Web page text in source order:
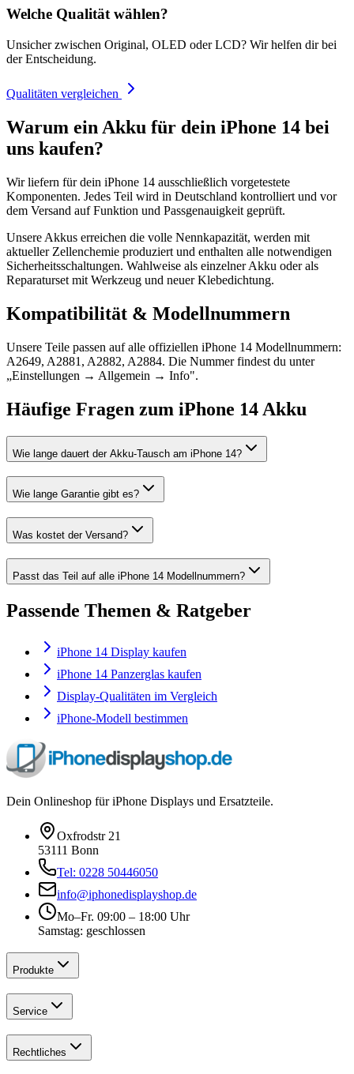
Welche Qualität wählen?
Unsicher zwischen Original, OLED oder LCD? Wir helfen dir bei
der Entscheidung.
Qualitäten vergleichen
Warum ein Akku für dein iPhone 14 bei
uns kaufen?
Wir liefern für dein iPhone 14 ausschließlich vorgetestete
Komponenten. Jedes Teil wird in Deutschland kontrolliert und vor
dem Versand auf Funktion und Passgenauigkeit geprüft.
Unsere Akkus erreichen die volle Nennkapazität, werden mit
aktueller Zellenchemie produziert und enthalten alle notwendigen
Sicherheitsschaltungen. Wahlweise als einzelner Akku oder als
Reparaturset mit Werkzeug und neuer Klebedichtung.
Kompatibilität & Modellnummern
Unsere Teile passen auf alle offiziellen iPhone 14 Modellnummern:
A2649, A2881, A2882, A2884. Die Nummer findest du unter
„Einstellungen → Allgemein → Info".
Häufige Fragen zum iPhone 14 Akku
Wie lange dauert der Akku-Tausch am iPhone 14?
Wie lange Garantie gibt es?
Was kostet der Versand?
Passt das Teil auf alle iPhone 14 Modellnummern?
Passende Themen & Ratgeber
iPhone 14 Display kaufen
iPhone 14 Panzerglas kaufen
Display-Qualitäten im Vergleich
iPhone-Modell bestimmen
Dein Onlineshop für iPhone Displays und Ersatzteile.
Oxfrodstr 21
53111 Bonn
Tel: 0228 50446050
info@iphonedisplayshop.de
Mo–Fr. 09:00 – 18:00 Uhr
Samstag: geschlossen
Produkte
Service
Rechtliches